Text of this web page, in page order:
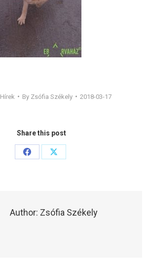
Hírek By Zsófia Székely 2018-03-17
Share this post
Share
Share
Author: Zsófia Székely